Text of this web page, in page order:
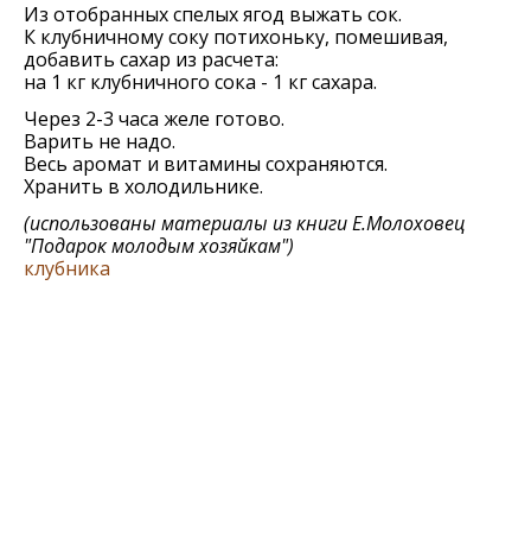
Из отобранных спелых ягод выжать сок.
К клубничному соку потихоньку, помешивая,
добавить сахар из расчета:
на 1 кг клубничного сока - 1 кг сахара.
Через 2-3 часа желе готово.
Варить не надо.
Весь аромат и витамины сохраняются.
Хранить в холодильнике.
(использованы материалы из книги Е.Молоховец
"Подарок молодым хозяйкам")
клубника